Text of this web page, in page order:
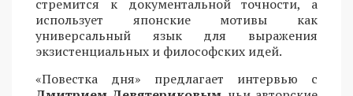
стремится к документальной точности, а
использует японские мотивы как
универсальный язык для выражения
экзистенциальных и философских идей.
«Повестка дня» предлагает интервью с